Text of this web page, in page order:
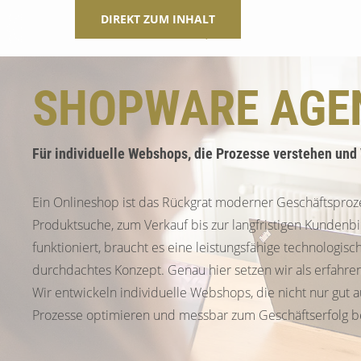
DIREKT ZUM INHALT
SHOPWARE
Für individuelle Webshops, die Prozesse verstehen
Ein Onlineshop ist das Rückgrat moderner
Produktsuche, zum Verkauf bis zur langfristigen
funktioniert, braucht es eine leistungsfähige
durchdachtes Konzept. Genau hier setzen wir als
Wir entwickeln individuelle Webshops, die nicht nur gut
Prozesse optimieren und messbar zum Geschäftserfolg